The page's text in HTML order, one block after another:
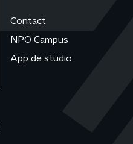
Contact
NPO Campus
App de studio